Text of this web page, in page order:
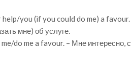
you (if you could do me) a
мне) об услуге.
do me a favour. – Мне интересно,